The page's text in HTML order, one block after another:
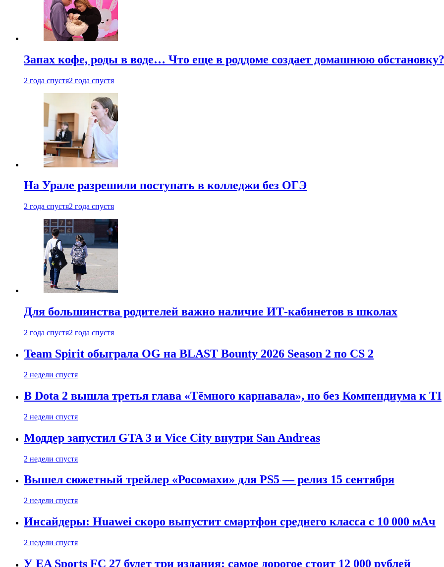
Запах кофе, роды в воде… Что еще в роддоме создает домашнюю обстановку?
2 года спустя2 года спустя
На Урале разрешили поступать в колледжи без ОГЭ
2 года спустя2 года спустя
Для большинства родителей важно наличие ИТ-кабинетов в школах
2 года спустя2 года спустя
Team Spirit обыграла OG на BLAST Bounty 2026 Season 2 по CS 2
2 недели спустя
В Dota 2 вышла третья глава «Тёмного карнавала», но без Компендиума к TI
2 недели спустя
Моддер запустил GTA 3 и Vice City внутри San Andreas
2 недели спустя
Вышел сюжетный трейлер «Росомахи» для PS5 — релиз 15 сентября
2 недели спустя
Инсайдеры: Huawei скоро выпустит смартфон среднего класса с 10 000 мАч
2 недели спустя
У EA Sports FC 27 будет три издания: самое дорогое стоит 12 000 рублей